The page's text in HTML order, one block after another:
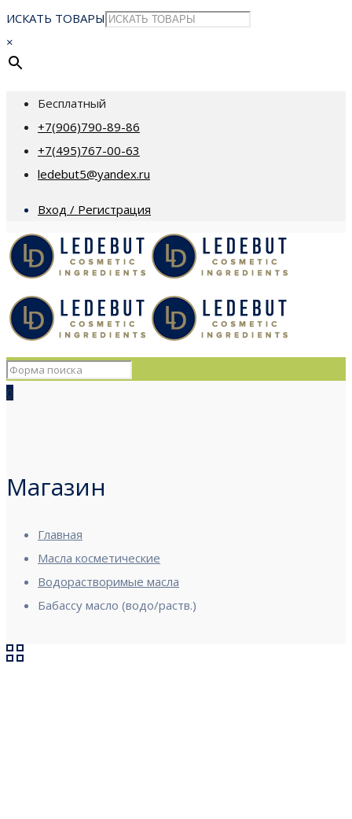
ИСКАТЬ ТОВАРЫ
×
Бесплатный
+7(906)790-89-86
+7(495)767-00-63
ledebut5@yandex.ru
Вход / Регистрация
0
Магазин
Главная
Масла косметические
Водорастворимые масла
Бабассу масло (водо/раств.)